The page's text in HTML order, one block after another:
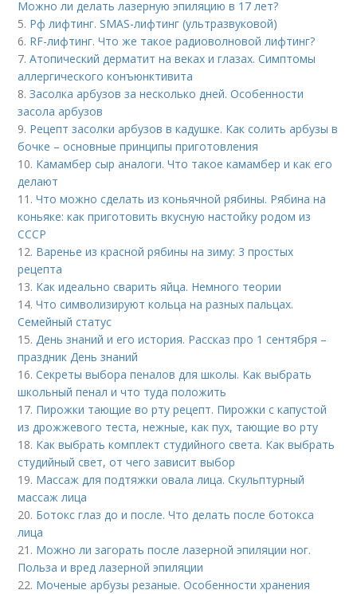
Можно ли делать лазерную эпиляцию в 17 лет?
5. Рф лифтинг. SMAS-лифтинг (ультразвуковой)
6. RF-лифтинг. Что же такое радиоволновой лифтинг?
7.Атопический дерматит на веках и глазах. Симптомы
аллергического конъюнктивита
8.Засолка арбузов за несколько дней. Особенности
засола арбузов
9. Рецепт засолки арбузов в кадушке. Как солить арбузы в
бочке – основные принципы приготовления
10. Камамбер сыр аналоги. Что такое камамбер и как его
делают
11.Что можно сделать из коньячной рябины. Рябина на
коньяке: как приготовить вкусную настойку родом из
СССР
12. Варенье из красной рябины на зиму: 3 простых
рецепта
13. Как идеально сварить яйца. Немного теории
14.Что символизируют кольца на разных пальцах.
Семейный статус
15.День знаний и его история. Рассказ про 1 сентября –
праздник День знаний
16.Секреты выбора пеналов для школы. Как выбрать
школьный пенал и что туда положить
17. Пирожки тающие во рту рецепт. Пирожки с капустой
из дрожжевого теста, нежные, как пух, тающие во рту
18. Как выбрать комплект студийного света. Как выбрать
студийный свет, от чего зависит выбор
19. Массаж для подтяжки овала лица. Скульптурный
массаж лица
20. Ботокс глаз до и после. Что делать после ботокса
лица
21. Можно ли загорать после лазерной эпиляции ног.
Польза и вред лазерной эпиляции
22. Моченые арбузы резаные. Особенности хранения